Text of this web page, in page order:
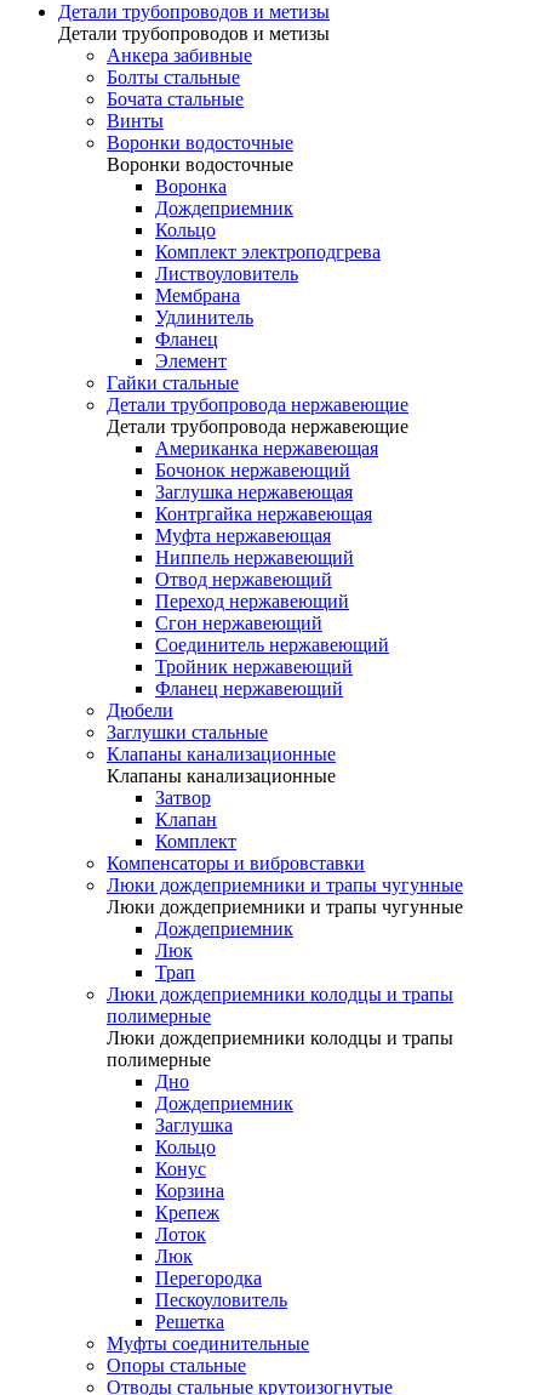
Детали трубопроводов и метизы
Детали трубопроводов и метизы
Анкера забивные
Болты стальные
Бочата стальные
Винты
Воронки водосточные
Воронки водосточные
Воронка
Дождеприемник
Кольцо
Комплект электроподгрева
Листвоуловитель
Мембрана
Удлинитель
Фланец
Элемент
Гайки стальные
Детали трубопровода нержавеющие
Детали трубопровода нержавеющие
Американка нержавеющая
Бочонок нержавеющий
Заглушка нержавеющая
Контргайка нержавеющая
Муфта нержавеющая
Ниппель нержавеющий
Отвод нержавеющий
Переход нержавеющий
Сгон нержавеющий
Соединитель нержавеющий
Тройник нержавеющий
Фланец нержавеющий
Дюбели
Заглушки стальные
Клапаны канализационные
Клапаны канализационные
Затвор
Клапан
Комплект
Компенсаторы и вибровставки
Люки дождеприемники и трапы чугунные
Люки дождеприемники и трапы чугунные
Дождеприемник
Люк
Трап
Люки дождеприемники колодцы и трапы
полимерные
Люки дождеприемники колодцы и трапы
полимерные
Дно
Дождеприемник
Заглушка
Кольцо
Конус
Корзина
Крепеж
Лоток
Люк
Перегородка
Пескоуловитель
Решетка
Муфты соединительные
Опоры стальные
Отводы стальные крутоизогнутые